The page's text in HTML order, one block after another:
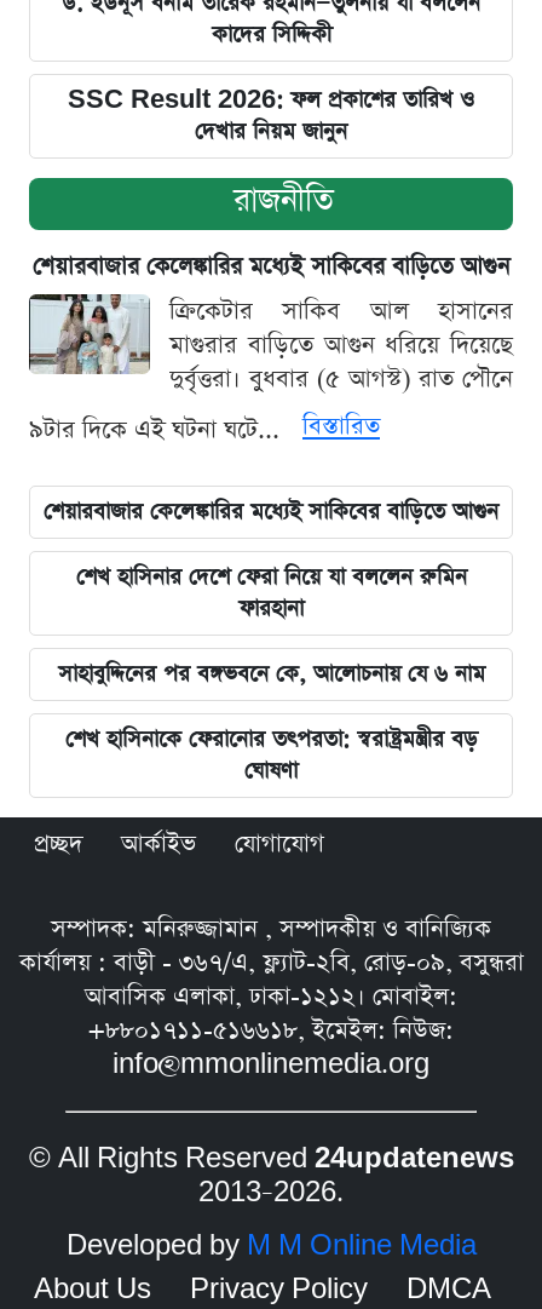
কাদের সিদ্দিকী
SSC Result 2026: ফল প্রকাশের তারিখ ও
দেখার নিয়ম জানুন
রাজনীতি
শেয়ারবাজার কেলেঙ্কারির মধ্যেই সাকিবের বাড়িতে আগুন
ক্রিকেটার সাকিব আল হাসানের
মাগুরার বাড়িতে আগুন ধরিয়ে দিয়েছে
দুর্বৃত্তরা। বুধবার (৫ আগস্ট) রাত পৌনে
৯টার দিকে এই ঘটনা ঘটে...
বিস্তারিত
শেয়ারবাজার কেলেঙ্কারির মধ্যেই সাকিবের বাড়িতে আগুন
শেখ হাসিনার দেশে ফেরা নিয়ে যা বললেন রুমিন
ফারহানা
সাহাবুদ্দিনের পর বঙ্গভবনে কে, আলোচনায় যে ৬ নাম
শেখ হাসিনাকে ফেরানোর তৎপরতা: স্বরাষ্ট্রমন্ত্রীর বড়
ঘোষণা
প্রচ্ছদ আর্কাইভ যোগাযোগ
সম্পাদক: মনিরুজ্জামান , সম্পাদকীয় ও বানিজ্যিক
কার্যালয় : বাড়ী - ৩৬৭/এ, ফ্ল্যাট-২বি, রোড়-০৯, বসুন্ধরা
আবাসিক এলাকা, ঢাকা-১২১২। মোবাইল:
+৮৮০১৭১১-৫১৬৬১৮, ইমেইল: নিউজ:
info@mmonlinemedia.org
© All Rights Reserved 24updatenews
2013–2026.
Developed by M M Online Media
About Us
Privacy Policy DMCA